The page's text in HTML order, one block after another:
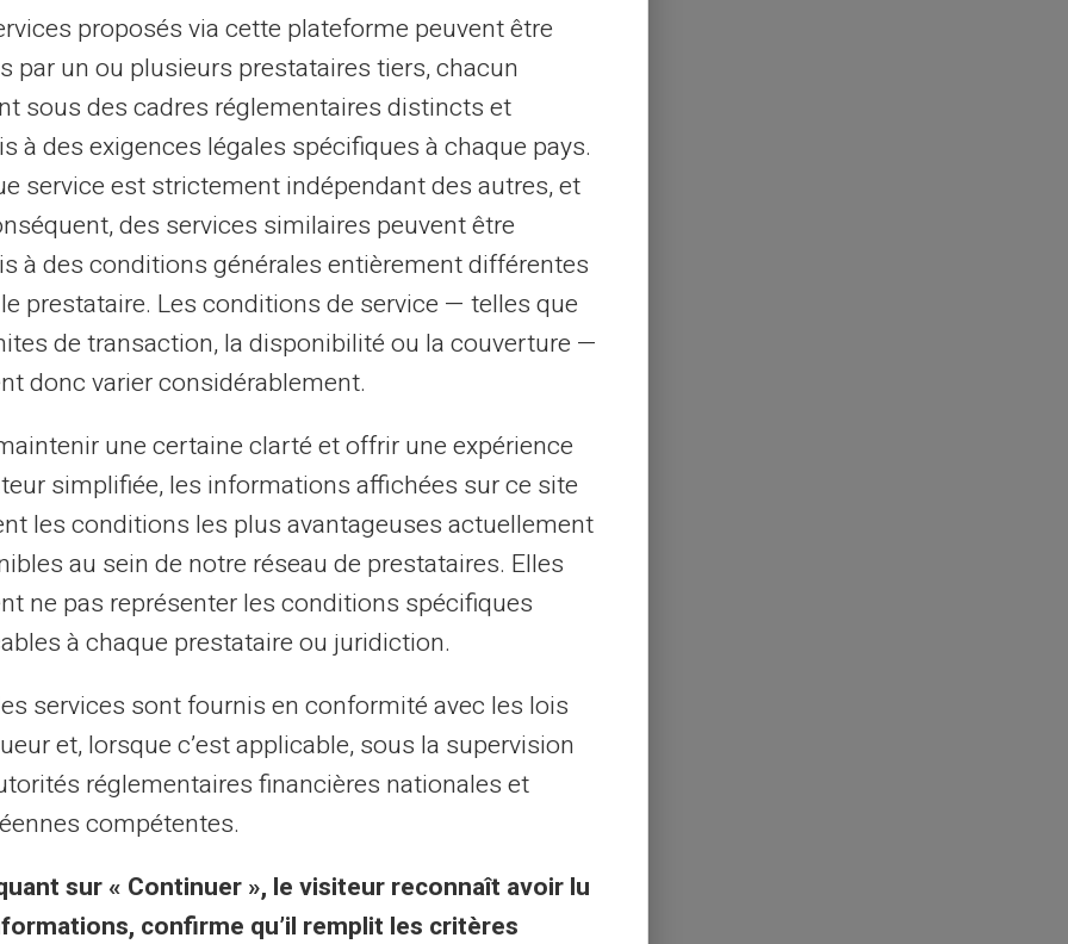
carte prépayée pour les
utilisez une carte prépayée comme outil
avantages significatifs. Cela inclut des
d'un compte bancaire classique, sans
Ainsi, elle reste accessible à tous,
également aux enfants d'apprendre
voyages familiaux ou pour des achats
compréhension du monde financier
quotidienne avec la carte
sa carte prépayée avec un budget
jeu vidéo, mais doit aussi penser à
Grâce à latransparence et à la
à prendre des décisions éclairées,
besoins.
en famille à l'étranger, votre enfant
une occasion pour discuter avec lui
proposés via cette plateforme peuvent être
par un ou plusieurs prestataires tiers, chacun
sous des cadres réglementaires distincts et
à des exigences légales spécifiques à chaque pays.
service est strictement indépendant des autres, et
des services similaires peuvent être
à des conditions générales entièrement différentes
prestataire. Les conditions de service — telles que
de transaction, la disponibilité ou la couverture —
donc varier considérablement.
une certaine clarté et offrir une expérience
simplifiée, les informations affichées sur ce site
les conditions les plus avantageuses actuellement
au sein de notre réseau de prestataires. Elles
ne pas représenter les conditions spécifiques
à chaque prestataire ou juridiction.
services sont fournis en conformité avec les lois
et, lorsque c’est applicable, sous la supervision
réglementaires financières nationales et
compétentes.
sur « Continuer », le visiteur reconnaît avoir lu
confirme qu’il remplit les critères